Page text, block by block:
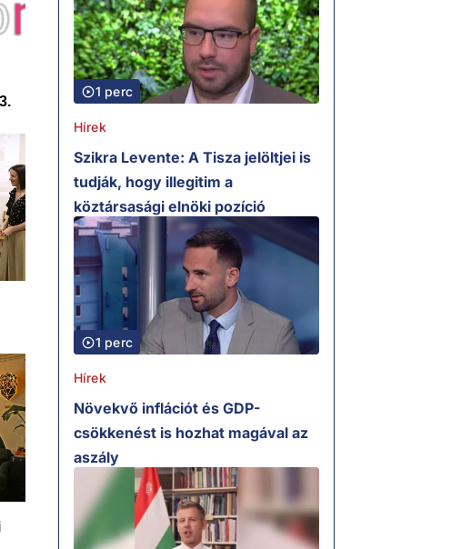
1 perc
Hírek
Szikra Levente: A Tisza jelöltjei is
tudják, hogy illegitim a
köztársasági elnöki pozíció
1 perc
Hírek
Növekvő inflációt és GDP-
csökkenést is hozhat magával az
aszály